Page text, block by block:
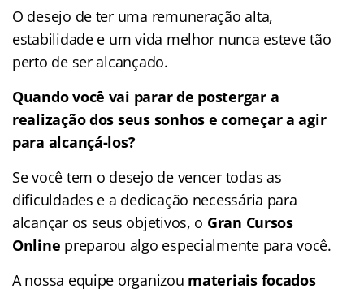
O desejo de ter uma remuneração alta,
estabilidade e um vida melhor nunca esteve tão
perto de ser alcançado.
Quando você vai parar de postergar a
realização dos seus sonhos e começar a agir
para alcançá-los?
Se você tem o desejo de vencer todas as
dificuldades e a dedicação necessária para
alcançar os seus objetivos, o Gran Cursos
Online preparou algo especialmente para você.
A nossa equipe organizou materiais focados